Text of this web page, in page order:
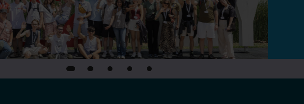
alkalommal valósult
Egyetemen.